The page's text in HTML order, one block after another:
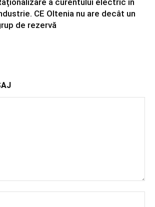
CE Oltenia nu are decât un
de rezervă